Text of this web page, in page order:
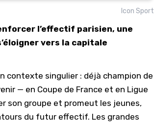
Icon Sport
l’effectif parisien, une
vers la capitale
contexte singulier : déjà champion de
— en Coupe de France et en Ligue
son groupe et promeut les jeunes,
du futur effectif. Les grandes